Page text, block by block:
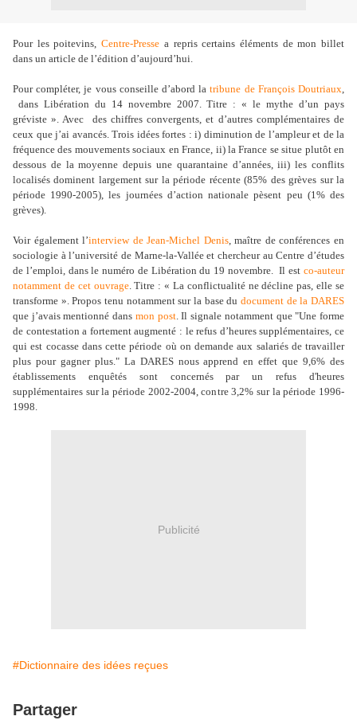
Pour les poitevins,Centre-Presse a repris certains éléments de mon billet
dans un article de l’édition d’aujourd’hui.
Pour compléter, je vous conseille d’abord latribune de François Doutriaux,
dans Libération du 14 novembre 2007. Titre : « le mythe d’un pays
gréviste ». Avec
des chiffres convergents, et d’autres complémentaires de
ceux que j’ai avancés. Trois idées fortes : i) diminution de l’ampleur et de la
fréquence des mouvements sociaux en France, ii) la France se situe plutôt en
dessous de la moyenne depuis une quarantaine d’années, iii) les conflits
localisés dominent largement sur la période récente (85% des grèves sur la
période 1990-2005), les journées d’action nationale pèsent peu (1% des
grèves).
Voir également l’interview de Jean-Michel Denis, maître de conférences en
sociologie à l’université de Marne-la-Vallée et chercheur au Centre d’études
de l’emploi, dans le numéro de Libération du 19 novembre. Il estco-auteur
notamment de cet ouvrage. Titre : « La conflictualité ne décline pas, elle se
transforme ». Propos tenu notamment sur la base du document de la DARES
que j’avais mentionné dans mon post. Il signale notamment que "Une forme
de contestation a fortement augmenté : le refus d’heures supplémentaires, ce
qui est cocasse dans cette période où on demande aux salariés de travailler
plus pour gagner plus." La DARES nous apprend en effet que 9,6% des
établissements enquêtés sont concernés par un refus d'heures
supplémentaires sur la période 2002-2004, contre 3,2% sur la période 1996-
1998.
Publicité
#Dictionnaire des idées reçues
Partager